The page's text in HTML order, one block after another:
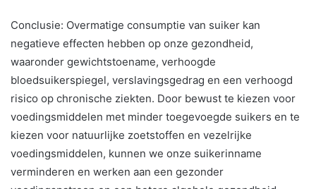
Conclusie: Overmatige consumptie van suiker kan
negatieve effecten hebben op onze gezondheid,
waaronder gewichtstoename, verhoogde
bloedsuikerspiegel, verslavingsgedrag en een verhoogd
risico op chronische ziekten. Door bewust te kiezen voor
voedingsmiddelen met minder toegevoegde suikers en te
kiezen voor natuurlijke zoetstoffen en vezelrijke
voedingsmiddelen, kunnen we onze suikerinname
verminderen en werken aan een gezonder